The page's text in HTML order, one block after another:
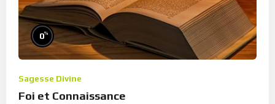
0%
Sagesse Divine
Foi et Connaissance